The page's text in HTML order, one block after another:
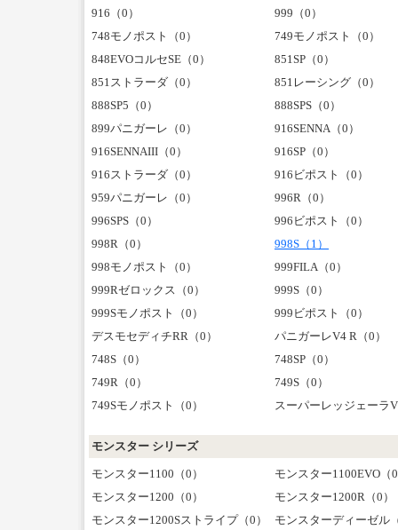
916（0）
999（0）
748モノポスト（0）
749モノポスト（0）
848EVOコルセSE（0）
851SP（0）
851ストラーダ（0）
851レーシング（0）
888SP5（0）
888SPS（0）
899パニガーレ（0）
916SENNA（0）
916SENNAIII（0）
916SP（0）
916ストラーダ（0）
916ビポスト（0）
959パニガーレ（0）
996R（0）
996SPS（0）
996ビポスト（0）
998R（0）
998S（1）
998モノポスト（0）
999FILA（0）
999Rゼロックス（0）
999S（0）
999Sモノポスト（0）
999ビポスト（0）
デスモセディチRR（0）
パニガーレV4 R（0）
748S（0）
748SP（0）
749R（0）
749S（0）
749Sモノポスト（0）
スーパーレッジェーラ
モンスター シリーズ
モンスター1100（0）
モンスター1100EVO（
モンスター1200（0）
モンスター1200R（0）
モンスター1200Sストライプ（0）
モンスターディーゼル